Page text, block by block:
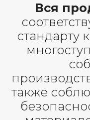
Вся
стандарту
также